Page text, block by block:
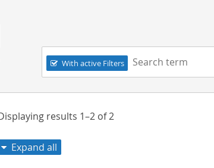
Navigation
With active Filters
Search term:
results 1–2of2
Expand all